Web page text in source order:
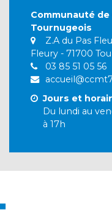
Communauté
Tournugeois
Z.A du Pas
Fleury - 71700
03 85 51 05 56
Jours et
Du lundi au
à 17h